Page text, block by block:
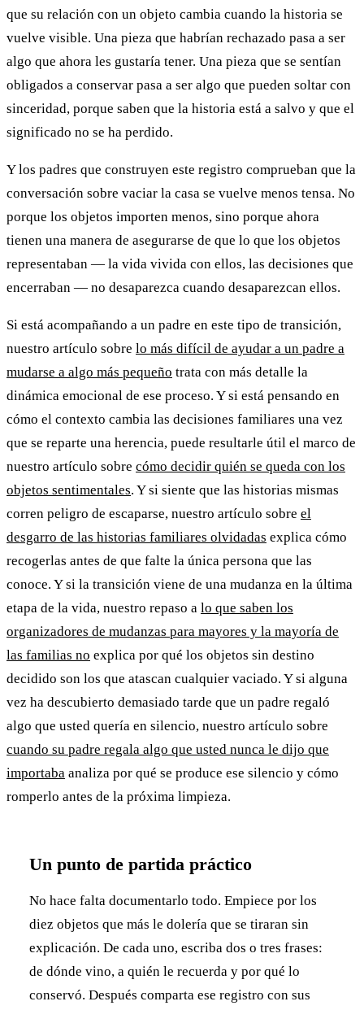
que su relación con un objeto cambia cuando la historia se
vuelve visible. Una pieza que habrían rechazado pasa a ser
algo que ahora les gustaría tener. Una pieza que se sentían
obligados a conservar pasa a ser algo que pueden soltar con
sinceridad, porque saben que la historia está a salvo y que el
significado no se ha perdido.
Y los padres que construyen este registro comprueban que la
conversación sobre vaciar la casa se vuelve menos tensa. No
porque los objetos importen menos, sino porque ahora
tienen una manera de asegurarse de que lo que los objetos
representaban — la vida vivida con ellos, las decisiones que
encerraban — no desaparezca cuando desaparezcan ellos.
Si está acompañando a un padre en este tipo de transición,
nuestro artículo sobre lo más difícil de ayudar a un padre a
mudarse a algo más pequeño trata con más detalle la
dinámica emocional de ese proceso. Y si está pensando en
cómo el contexto cambia las decisiones familiares una vez
que se reparte una herencia, puede resultarle útil el marco de
nuestro artículo sobre cómo decidir quién se queda con los
objetos sentimentales. Y si siente que las historias mismas
corren peligro de escaparse, nuestro artículo sobre el
desgarro de las historias familiares olvidadas explica cómo
recogerlas antes de que falte la única persona que las
conoce. Y si la transición viene de una mudanza en la última
etapa de la vida, nuestro repaso a lo que saben los
organizadores de mudanzas para mayores y la mayoría de
las familias no explica por qué los objetos sin destino
decidido son los que atascan cualquier vaciado. Y si alguna
vez ha descubierto demasiado tarde que un padre regaló
algo que usted quería en silencio, nuestro artículo sobre
cuando su padre regala algo que usted nunca le dijo que
importaba analiza por qué se produce ese silencio y cómo
romperlo antes de la próxima limpieza.
Un punto de partida práctico
No hace falta documentarlo todo. Empiece por los
diez objetos que más le dolería que se tiraran sin
explicación. De cada uno, escriba dos o tres frases:
de dónde vino, a quién le recuerda y por qué lo
conservó. Después comparta ese registro con sus